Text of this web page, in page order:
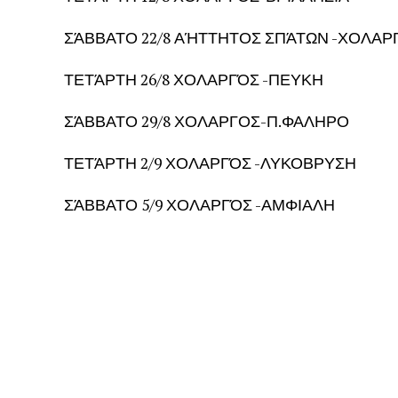
ΣΆΒΒΑΤΟ 22/8 ΑΉΤΤΗΤΟΣ ΣΠΆΤΩΝ -
ΤΕΤΆΡΤΗ 26/8 ΧΟΛΑΡΓΌΣ -ΠΕΥΚΗ
ΣΆΒΒΑΤΟ 29/8 ΧΟΛΑΡΓΟΣ-Π.ΦΑΛΗΡΟ
ΤΕΤΆΡΤΗ 2/9 ΧΟΛΑΡΓΌΣ -ΛΥΚΟΒΡΥΣΗ
ΣΆΒΒΑΤΟ 5/9 ΧΟΛΑΡΓΌΣ -ΑΜΦΙΑΛΗ